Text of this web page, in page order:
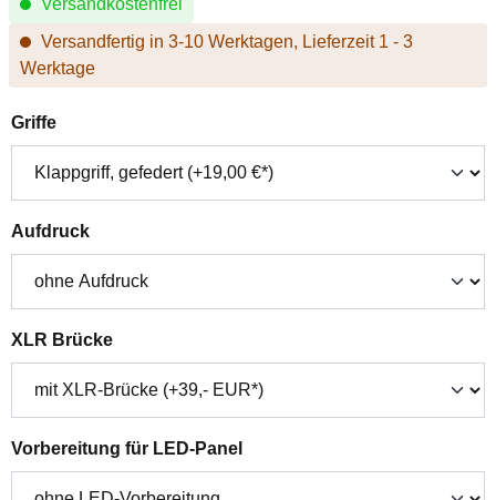
Versandkostenfrei
Versandfertig in 3-10 Werktagen, Lieferzeit 1 - 3
Werktage
Griffeauswählen
Aufdruckauswählen
XLR Brückeauswählen
Vorbereitung für LED-Panelauswählen